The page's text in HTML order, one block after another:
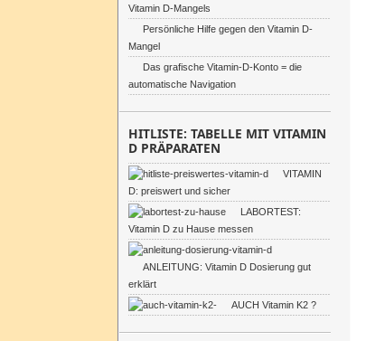
Vitamin D-Mangels
Persönliche Hilfe gegen den Vitamin D-
Mangel
Das grafische Vitamin-D-Konto = die
automatische Navigation
HITLISTE: TABELLE MIT VITAMIN
D PRÄPARATEN
VITAMIN
D: preiswert und sicher
LABORTEST:
Vitamin D zu Hause messen
ANLEITUNG: Vitamin D Dosierung gut
erklärt
AUCH Vitamin K2 ?